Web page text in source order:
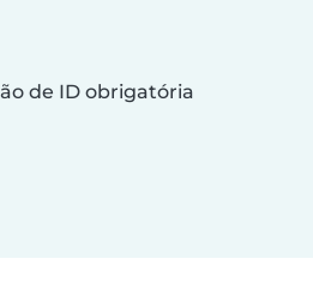
de ID obrigatória